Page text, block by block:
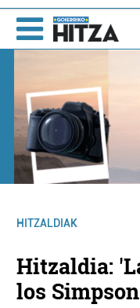
HITZALDIAK
Hitzaldia:
los